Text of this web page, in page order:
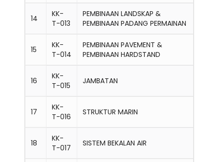
14
KK-
T-013
PEMBINAAN LANDSKAP &
PEMBINAAN PADANG PERMAINAN
15
KK-
T-014
PEMBINAAN PAVEMENT &
PEMBINAAN HARDSTAND
16
KK-
T-015
JAMBATAN
17
KK-
T-016
STRUKTUR MARIN
18
KK-
T-017
SISTEM BEKALAN AIR